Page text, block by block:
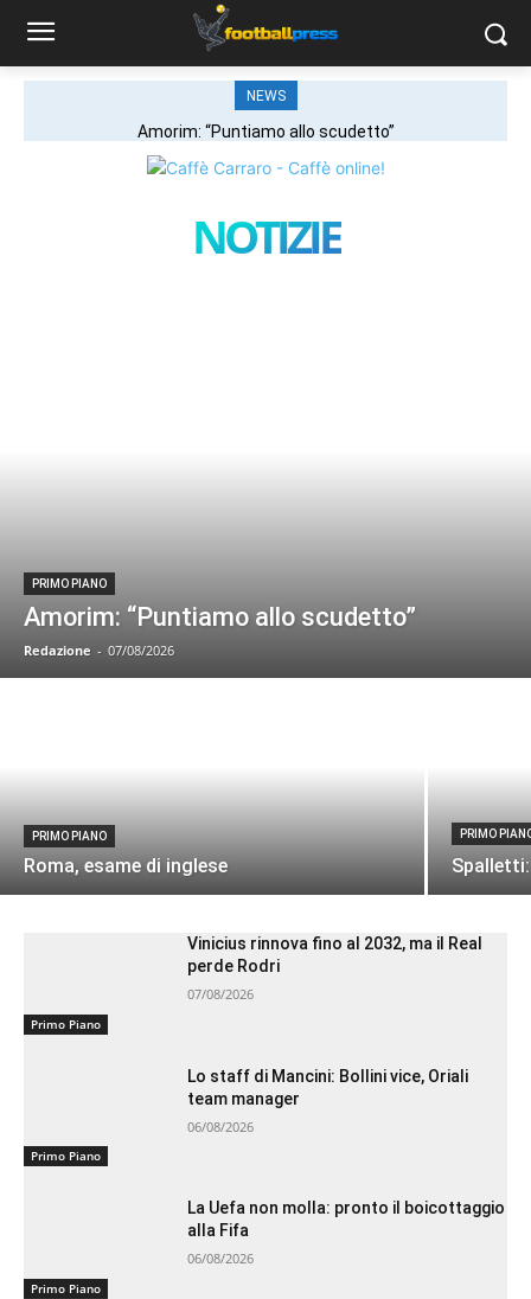
NEWS
Amorim: “Puntiamo allo scudetto”
NOTIZIE
PRIMO PIANO
Amorim: “Puntiamo allo scudetto”
Redazione - 07/08/2026
PRIMO PIANO
Roma, esame di inglese
PRIMO
Primo Piano
Vinicius rinnova fino al 2032, ma il Real
perde Rodri
07/08/2026
Primo Piano
Lo staff di Mancini: Bollini vice, Oriali
team manager
06/08/2026
Primo Piano
La Uefa non molla: pronto il boicottaggio
alla Fifa
06/08/2026